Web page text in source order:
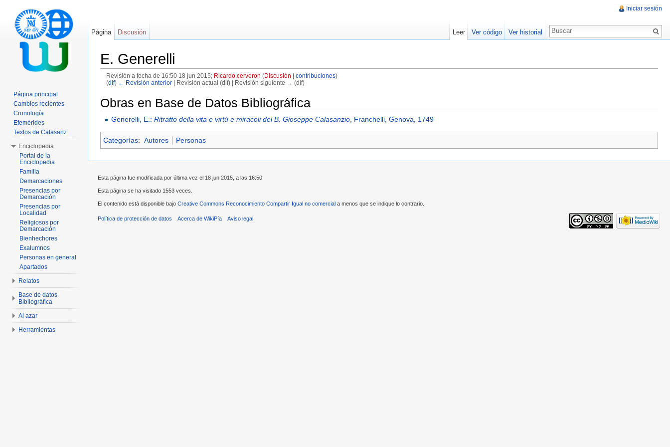
E. Generelli
Revisión a fecha de 16:50 18 jun 2015; Ricardo.cerveron (Discusión contribuciones)
(dif) ← Revisión anterior| Revisión actual (dif) | Revisión siguiente → (dif)
Obras en Base de Datos Bibliográfica
Generelli, E.:Ritratto della vita e virtù e miracoli del B. Gioseppe Calasanzio , Franchelli, Genova, 1749
Categorías: Autores Personas
Iniciar sesión
Página Discusión Leer Ver código Ver historial
Página principal
Cambios recientes
Cronología
Efemérides
Textos de Calasanz
Enciclopedia
Portal de la
Enciclopedia
Familia
Demarcaciones
Presencias por
Demarcación
Presencias por
Localidad
Religiosos por
Demarcación
Bienhechores
Exalumnos
Personas en general
Apartados
Relatos
Base de datos
Bibliográfica
Al azar
Herramientas
Esta página fue modificada por última vez el 18 jun 2015, a las 16:50.
Esta página se ha visitado 1553 veces.
El contenido está disponible bajo Creative Commons Reconocimiento Compartir Igual no comercial a menos que se indique lo contrario.
Política de protección de datos Acerca de WikiPía Aviso legal